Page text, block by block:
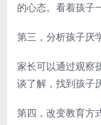
的心态。看着孩子
第三，分析孩子厌
家长可以通过观察
谈了解，找到孩子
第四，改变教育方式